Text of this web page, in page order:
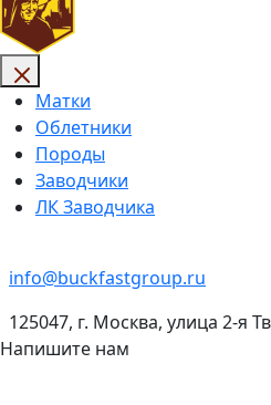
Матки
Облетники
Породы
Заводчики
ЛК Заводчика
info@buckfastgroup.ru
125047, г. Москва, улица 2-я
Напишите нам